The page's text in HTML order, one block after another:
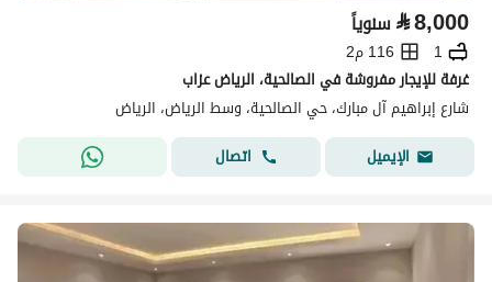
⃁8,000 سنوياً
1
116 م2
غرفة للإيجار مفروشة في الصالحية، الرياض عزاب
شارع إبراهيم آل مبارك، حي الصالحية، وسط الرياض، الرياض
الإيميل
اتصال